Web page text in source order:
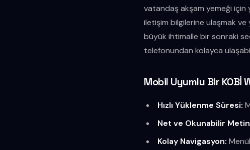
vatandaş akşam yemeği için
iletişim bilgilerine ulaşmak
büyük ihtimalle bir sonraki
telefonundan kolayca
Mobil Uyumlu Bir KOBİ
Hızlı Yüklenme Süresi:
Net ve Okunabilir
Kolay Navigasyon: